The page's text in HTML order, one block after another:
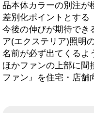
品本体カラーの別注
差別化ポイントとする
今後の伸びが期待でき
ア(エクステリア)照明
名前が必ず出てくるよ
ほかファンの上部に間
ファン』を住宅・店舗